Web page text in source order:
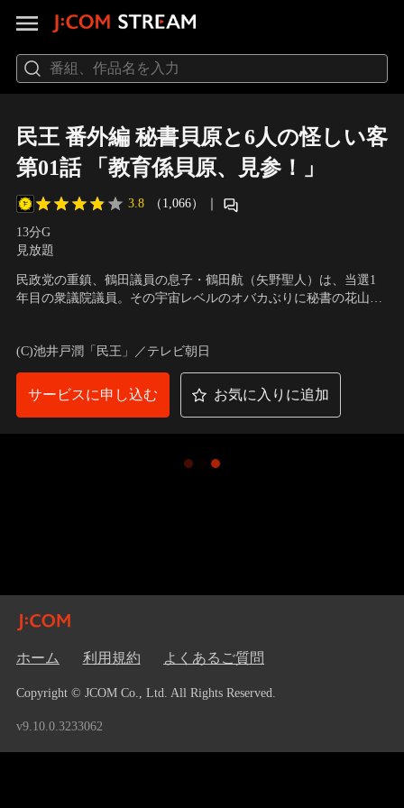
民王 番外編 秘書貝原と6人の怪しい客
第01話 「教育係貝原、見参！」
3.8 （1,066） ｜
13分G
見放題
民政党の重鎮、鶴田議員の息子・鶴田航（矢野聖人）は、当選1
年目の衆議院議員。その宇宙レベルのオバカぶりに秘書の花山
されることに。着任早々そこで貝原が見たものは…。
大輔／チーフプロデューサー：大川武宏
(C)池井戸潤「民王」／テレビ朝日
サービスに申し込む お気に入りに追加
ホーム 利用規約 よくあるご質問
Copyright © JCOM Co., Ltd. All Rights Reserved.
v9.10.0.3233062